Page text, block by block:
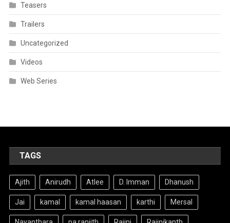
Teasers
Trailers
Uncategorized
Videos
Web Series
TAGS
Ajith Anirudh Atlee D. Imman Dhanush
Jai kamal kamal haasan karthi Mersal